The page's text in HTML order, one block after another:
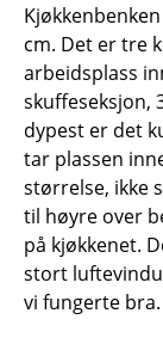
cm. Det er tre
arbeidsplass
skuffeseksjon,
dypest er det
tar plassen
størrelse, ikke
til høyre over
på kjøkkenet.
stort
vi fungerte bra.